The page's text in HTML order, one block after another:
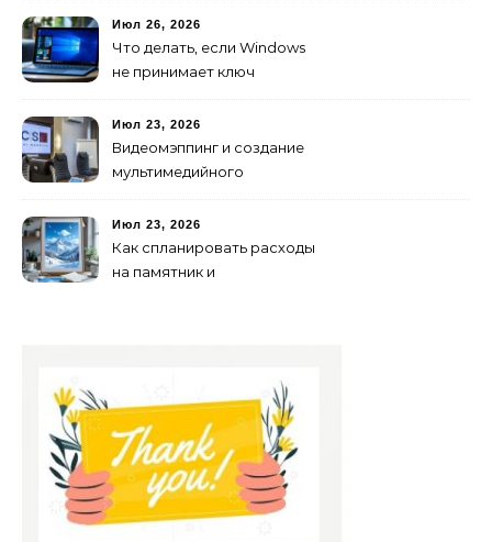
Июл 26, 2026
Что делать, если Windows
не принимает ключ
Июл 23, 2026
Видеомэппинг и создание
мультимедийного
будущего для пространств
Июл 23, 2026
Как спланировать расходы
на памятник и